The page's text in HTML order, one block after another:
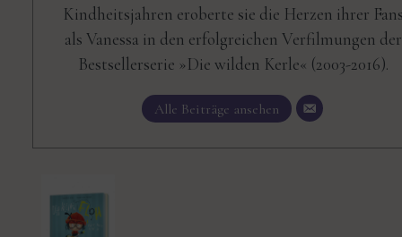
Kindheitsjahren eroberte sie die Herzen ihrer
als Vanessa in den erfolgreichen Verfilmungen der
Bestsellerserie »Die wilden Kerle« (2003-2016).
Alle Beiträge ansehen